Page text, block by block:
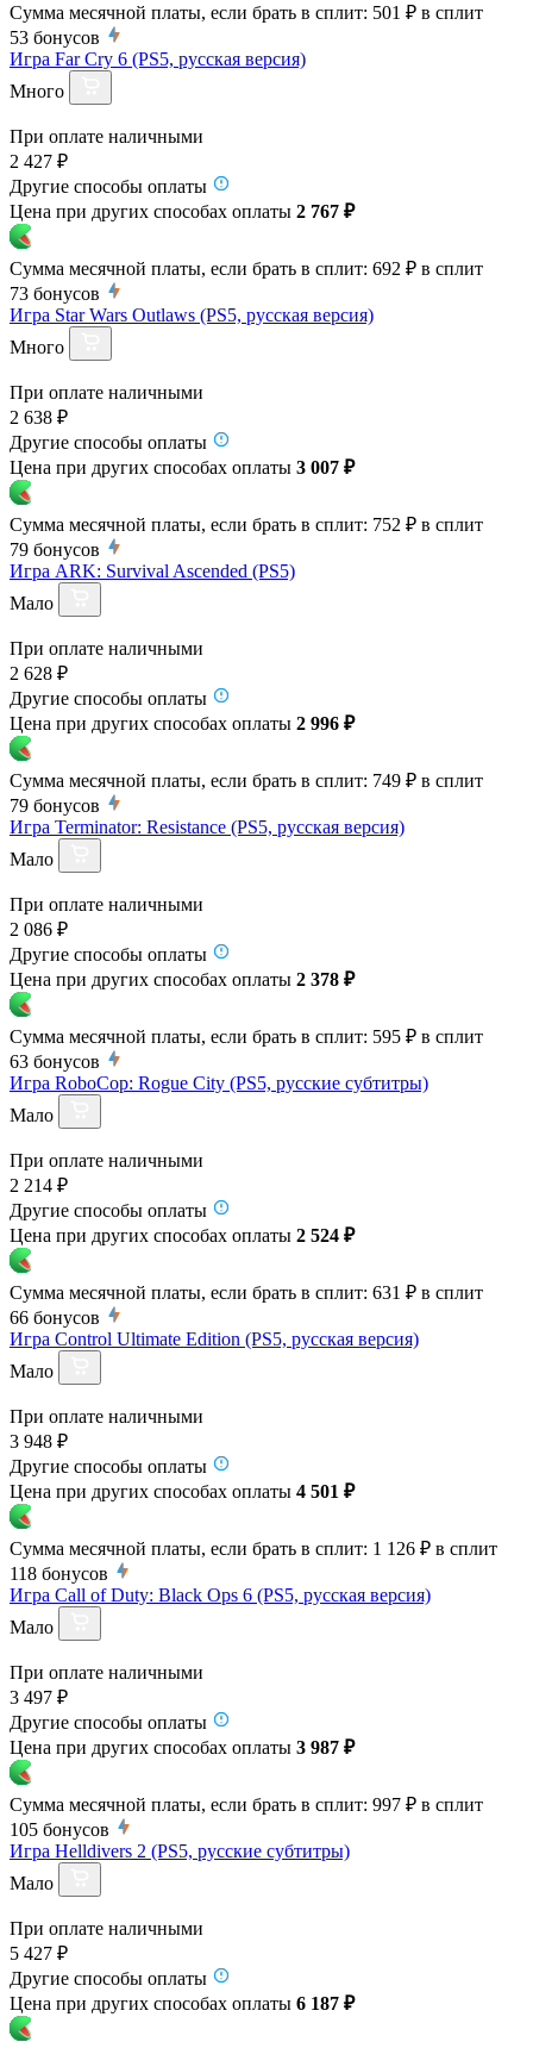
Сумма месячной платы, если брать в сплит: 501 ₽ в сплит
53 бонусов
Игра Far Cry 6 (PS5, русская версия)
Много
При оплате наличными
2 427 ₽
Другие способы оплаты
Цена при других способах оплаты 2 767 ₽
Сумма месячной платы, если брать в сплит: 692 ₽ в сплит
73 бонусов
Игра Star Wars Outlaws (PS5, русская версия)
Много
При оплате наличными
2 638 ₽
Другие способы оплаты
Цена при других способах оплаты 3 007 ₽
Сумма месячной платы, если брать в сплит: 752 ₽ в сплит
79 бонусов
Игра ARK: Survival Ascended (PS5)
Мало
При оплате наличными
2 628 ₽
Другие способы оплаты
Цена при других способах оплаты 2 996 ₽
Сумма месячной платы, если брать в сплит: 749 ₽ в сплит
79 бонусов
Игра Terminator: Resistance (PS5, русская версия)
Мало
При оплате наличными
2 086 ₽
Другие способы оплаты
Цена при других способах оплаты 2 378 ₽
Сумма месячной платы, если брать в сплит: 595 ₽ в сплит
63 бонусов
Игра RoboCop: Rogue City (PS5, русские субтитры)
Мало
При оплате наличными
2 214 ₽
Другие способы оплаты
Цена при других способах оплаты 2 524 ₽
Сумма месячной платы, если брать в сплит: 631 ₽ в сплит
66 бонусов
Игра Control Ultimate Edition (PS5, русская версия)
Мало
При оплате наличными
3 948 ₽
Другие способы оплаты
Цена при других способах оплаты 4 501 ₽
Сумма месячной платы, если брать в сплит: 1 126 ₽ в сплит
118 бонусов
Игра Call of Duty: Black Ops 6 (PS5, русская версия)
Мало
При оплате наличными
3 497 ₽
Другие способы оплаты
Цена при других способах оплаты 3 987 ₽
Сумма месячной платы, если брать в сплит: 997 ₽ в сплит
105 бонусов
Игра Helldivers 2 (PS5, русские субтитры)
Мало
При оплате наличными
5 427 ₽
Другие способы оплаты
Цена при других способах оплаты 6 187 ₽